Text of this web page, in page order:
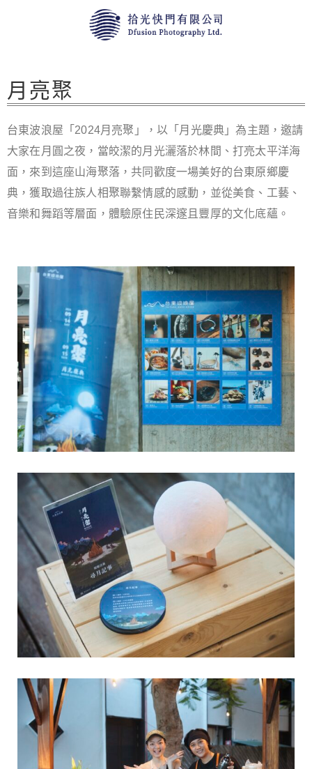
月亮聚
台東波浪屋「2024月亮聚」，以「月光慶典」為主題，邀請
大家在月圓之夜，當皎潔的月光灑落於林間、打亮太平洋海
面，來到這座山海聚落，共同歡度一場美好的台東原鄉慶
典，獲取過往族人相聚聯繫情感的感動，並從美食、工藝、
音樂和舞蹈等層面，體驗原住民深邃且豐厚的文化底蘊。